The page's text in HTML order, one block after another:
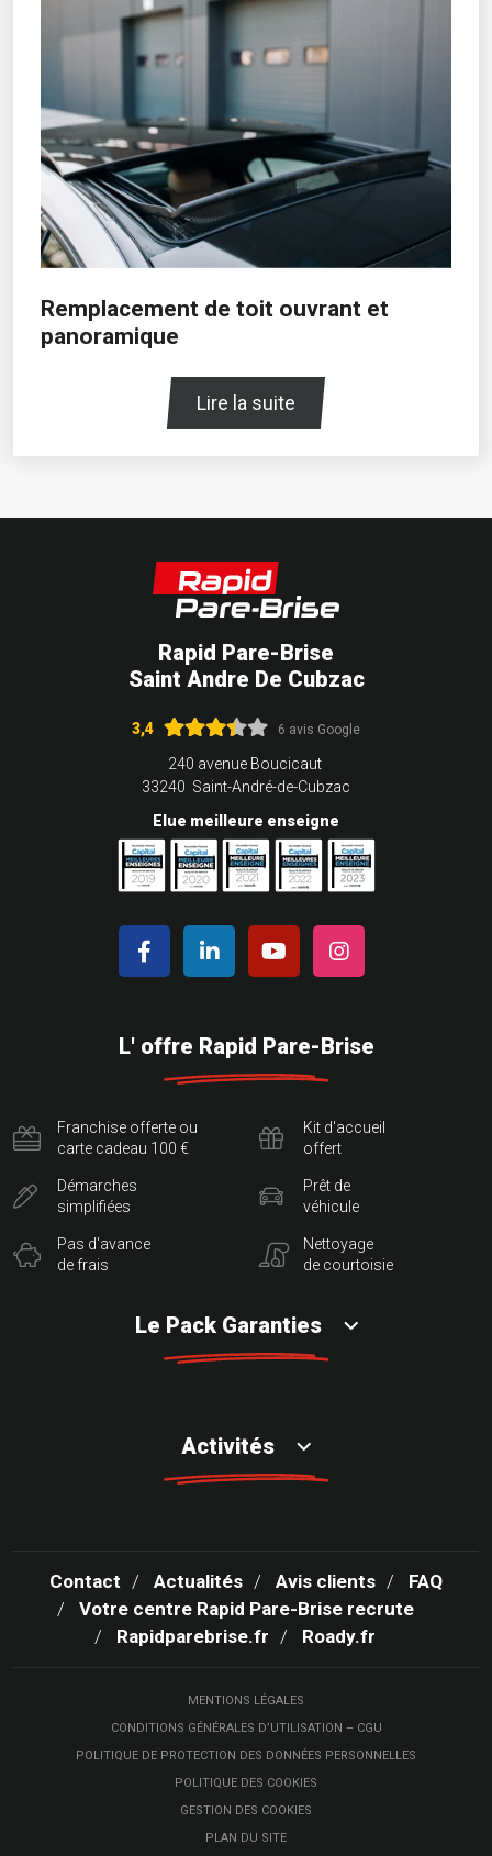
Remplacement de toit ouvrant et
panoramique
Lire la suite
Rapid Pare-Brise
Saint Andre De Cubzac
3,4 6 avis Google
240 avenue Boucicaut
33240 Saint-André-de-Cubzac
Elue meilleure enseigne
L' offre Rapid Pare-Brise
Franchise offerte ou
carte cadeau 100 €
Démarches
simplifiées
Pas d'avance
de frais
Kit d'accueil
offert
Prêt de
véhicule
Nettoyage
de courtoisie
Le Pack Garanties
Activités
Contact Actualités Avis clients
FAQ
Votre centre Rapid Pare-Brise recrute
Rapidparebrise.fr
Roady.fr
MENTIONS LÉGALES
CONDITIONS GÉNÉRALES D’UTILISATION – CGU
POLITIQUE DE PROTECTION DES DONNÉES PERSONNELLES
POLITIQUE DES COOKIES
GESTION DES COOKIES
PLAN DU SITE